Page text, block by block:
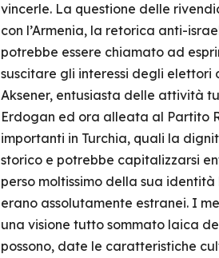
vincerle. La questione delle
con l’Armenia, la retorica anti-
potrebbe essere chiamato ad
suscitare gli interessi degli elettori
Aksener, entusiasta delle attività
Erdogan ed ora alleata al Partito
importanti in Turchia, quali la
storico e potrebbe capitalizzarsi
perso moltissimo della sua
erano assolutamente estranei. I
una visione tutto sommato laica
possono, date le caratteristiche